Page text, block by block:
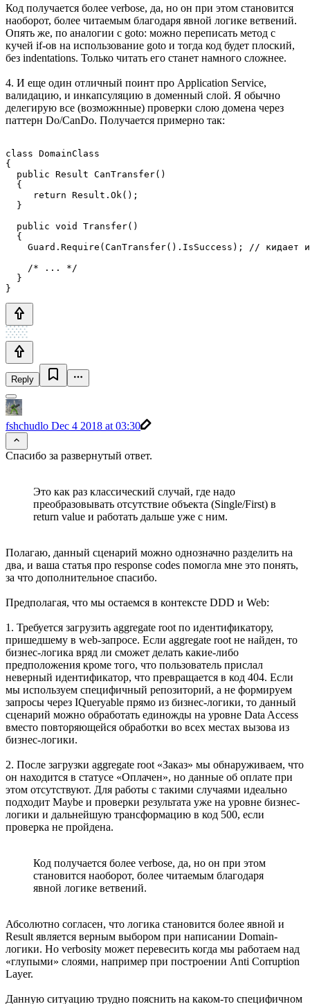
Код получается более verbose, да, но он при этом становится
наоборот, более читаемым благодаря явной логике ветвений.
Опять же, по аналогии с goto: можно переписать метод с
кучей if-ов на использование goto и тогда код будет плоский,
без indentations. Только читать его станет намного сложнее.
4. И еще один отличный поинт про Application Service,
валидацию, и инкапсуляцию в доменный слой. Я обычно
делегирую все (возможнные) проверки слою домена через
паттерн Do/CanDo. Получается примерно так:
class DomainClass
{
  public Result CanTransfer()
  {
     return Result.Ok();
  }
  public void Transfer()
  {
Guard.Require(CanTransfer().IsSuccess); // кидает
    /* ... */
  }
Reply
fshchudlo Dec 4 2018 at 03:30
Спасибо за развернутый ответ.
Это как раз классический случай, где надо
преобразовывать отсутствие объекта (Single/First) в
return value и работать дальше уже с ним.
Полагаю, данный сценарий можно однозначно разделить на
два, и ваша статья про response codes помогла мне это понять,
за что дополнительное спасибо.
Предполагая, что мы остаемся в контексте DDD и Web:
1. Требуется загрузить aggregate root по идентификатору,
пришедшему в web-запросе. Если aggregate root не найден, то
бизнес-логика вряд ли сможет делать какие-либо
предположения кроме того, что пользователь прислал
неверный идентификатор, что превращается в код 404. Если
мы используем специфичный репозиторий, а не формируем
запросы через IQueryable прямо из бизнес-логики, то данный
сценарий можно обработать единожды на уровне Data Access
вместо повторяющейся обработки во всех местах вызова из
бизнес-логики.
2. После загрузки aggregate root «Заказ» мы обнаруживаем, что
он находится в статусе «Оплачен», но данные об оплате при
этом отсутствуют. Для работы с такими случаями идеально
подходит Maybe и проверки результата уже на уровне бизнес-
логики и дальнейшую трансформацию в код 500, если
проверка не пройдена.
Код получается более verbose, да, но он при этом
становится наоборот, более читаемым благодаря
явной логике ветвений.
Абсолютно согласен, что логика становится более явной и
Result является верным выбором при написании Domain-
логики. Но verbosity может перевесить когда мы работаем над
«глупыми» слоями, например при построении Anti Corruption
Layer.
Данную ситуацию трудно пояснить на каком-то специфичном